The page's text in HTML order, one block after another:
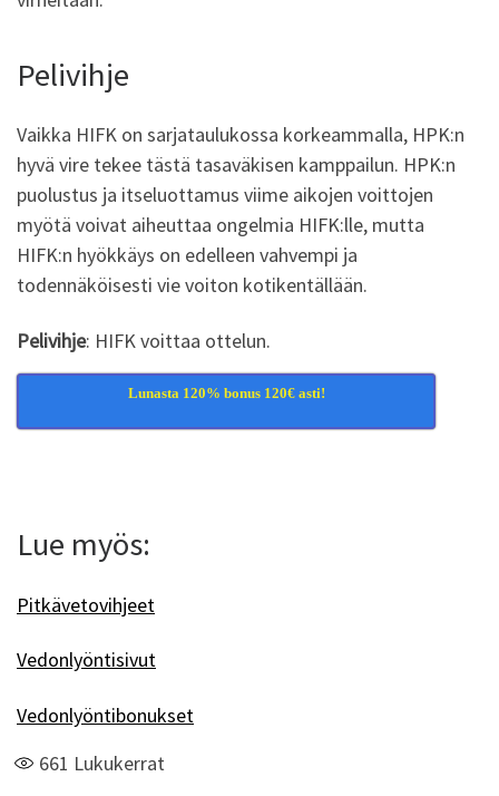
Pelivihje
Vaikka HIFK on sarjataulukossa korkeammalla, HPK:n
hyvä vire tekee tästä tasaväkisen kamppailun. HPK:n
puolustus ja itseluottamus viime aikojen voittojen
myötä voivat aiheuttaa ongelmia HIFK:lle, mutta
HIFK:n hyökkäys on edelleen vahvempi ja
todennäköisesti vie voiton kotikentällään.
Pelivihje: HIFK voittaa ottelun.
Lunasta 120% bonus 120€ asti!
Lue myös:
Pitkävetovihjeet
Vedonlyöntisivut
Vedonlyöntibonukset
661 Lukukerrat